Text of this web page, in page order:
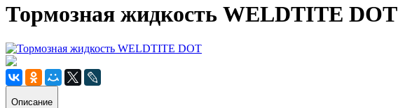
Тормозная жидкость WELDTITE DOT
Описание